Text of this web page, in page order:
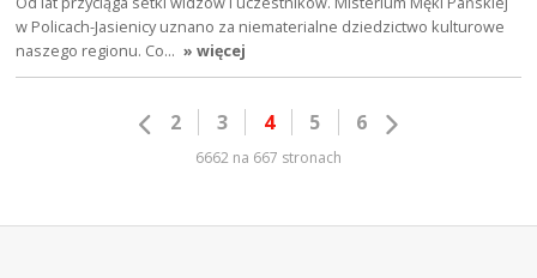
w Policach-Jasienicy uznano za niematerialne dziedzictwo kulturowe
naszego regionu. Co… » więcej
2 3 4 5 6
6662 na 667 stronach